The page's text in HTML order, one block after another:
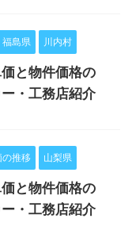
福島県 川内村
と物件価格の
・工務店紹介
の推移 山梨県
と物件価格の
・工務店紹介